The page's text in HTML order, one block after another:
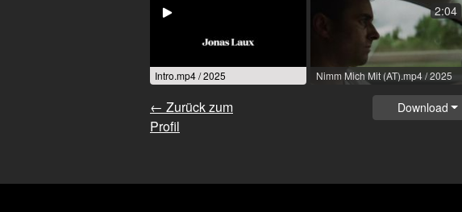
Intro.mp4 / 2025 Nimm Mich Mit (AT).mp4 / 2025
2:04
← Zurück zum
Profil
Download